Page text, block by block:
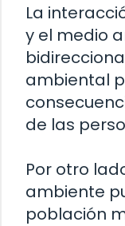
La
y el medio
ambiental
de las
Por otro
ambiente
población